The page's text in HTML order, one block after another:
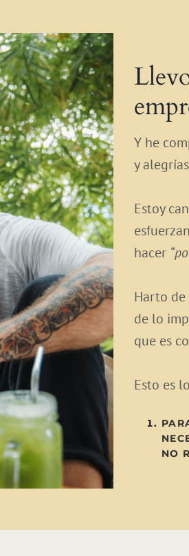
Y he
y
Estoy
hacer
Harto
de lo
que es
Esto es
NO